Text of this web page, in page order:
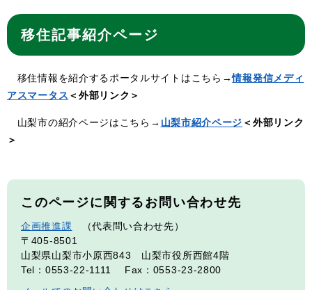
移住記事紹介ページ
移住情報を紹介するポータルサイトはこちら→情報発信メディ
アスマータス ＜外部リンク＞
山梨市の紹介ページはこちら→ 山梨市紹介ページ ＜外部リンク
＞
このページに関するお問い合わせ先
企画推進課
代表問い合わせ先
〒405-8501
山梨県山梨市小原西843 山梨市役所西館4階
Tel：0553-22-1111
Fax：0553-23-2800